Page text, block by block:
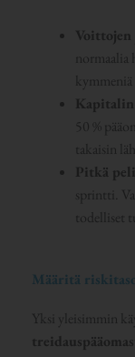
Voittojen
Kapitalin
50 %
takaisin
Pitkä
sprintti.
todelliset
Määritä
Yksi yleisimmin